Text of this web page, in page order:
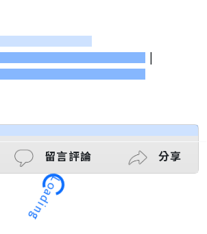
|
留言評論 分享
Loading